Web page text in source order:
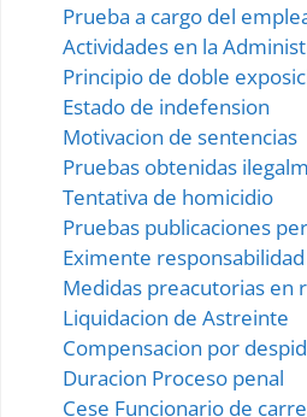
Prueba a cargo del
Actividades en la
Principio de doble
Estado de indefension
Motivacion de sentencias
Pruebas obtenidas
Tentativa de homicidio
Pruebas publicaciones
Eximente
Medidas preacutorias en
Liquidacion de Astreinte
Compensacion por
Duracion Proceso penal
Cese Funcionario de